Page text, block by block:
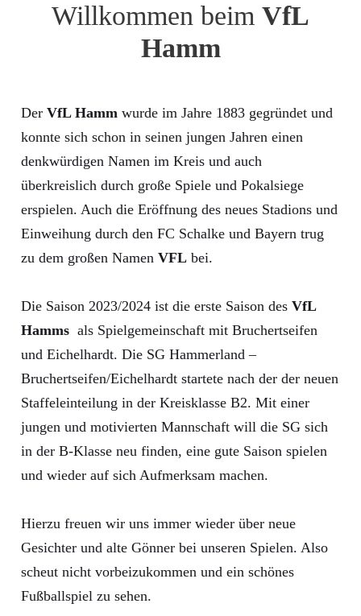
Willkommen beim VfL
Hamm
Der VfL Hamm wurde im Jahre 1883 gegründet und
konnte sich schon in seinen jungen Jahren einen
denkwürdigen Namen im Kreis und auch
überkreislich durch große Spiele und Pokalsiege
erspielen. Auch die Eröffnung des neues Stadions und
Einweihung durch den FC Schalke und Bayern trug
zu dem großen Namen VFL bei.
Die Saison 2023/2024 ist die erste Saison des VfL
Hamms als Spielgemeinschaft mit Bruchertseifen
und Eichelhardt. Die SG Hammerland –
Bruchertseifen/Eichelhardt startete nach der der neuen
Staffeleinteilung in der Kreisklasse B2. Mit einer
jungen und motivierten Mannschaft will die SG sich
in der B-Klasse neu finden, eine gute Saison spielen
und wieder auf sich Aufmerksam machen.
Hierzu freuen wir uns immer wieder über neue
Gesichter und alte Gönner bei unseren Spielen. Also
scheut nicht vorbeizukommen und ein schönes
Fußballspiel zu sehen.